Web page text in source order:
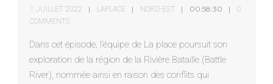
1 JUILLET 2022 LAPLACE NORD-EST 00:58:30
0
COMMENTS
Dans cet épisode, l’équipe de La place poursuit son
exploration de la région de la Rivière Bataille (Battle
River), nommée ainsi en raison des conflits qui